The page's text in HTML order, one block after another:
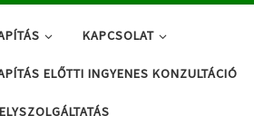
KAPCSOLAT
ELŐTTI INGYENES KONZULTÁCIÓ